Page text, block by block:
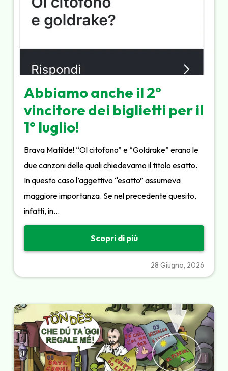
Abbiamo anche il 2°
vincitore dei biglietti per il
1° luglio!
Brava Matilde! “Ol citofono” e “Goldrake” erano le
due canzoni delle quali chiedevamo il titolo esatto.
In questo caso l’aggettivo “esatto” assumeva
maggiore importanza. Se nel precedente quesito,
infatti, in…
Scopri di più
28 Giugno, 2026